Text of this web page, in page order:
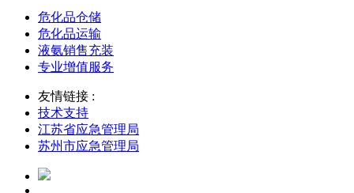
危化品仓储
危化品运输
液氨销售充装
专业增值服务
友情链接 :
技术支持
江苏省应急管理局
苏州市应急管理局